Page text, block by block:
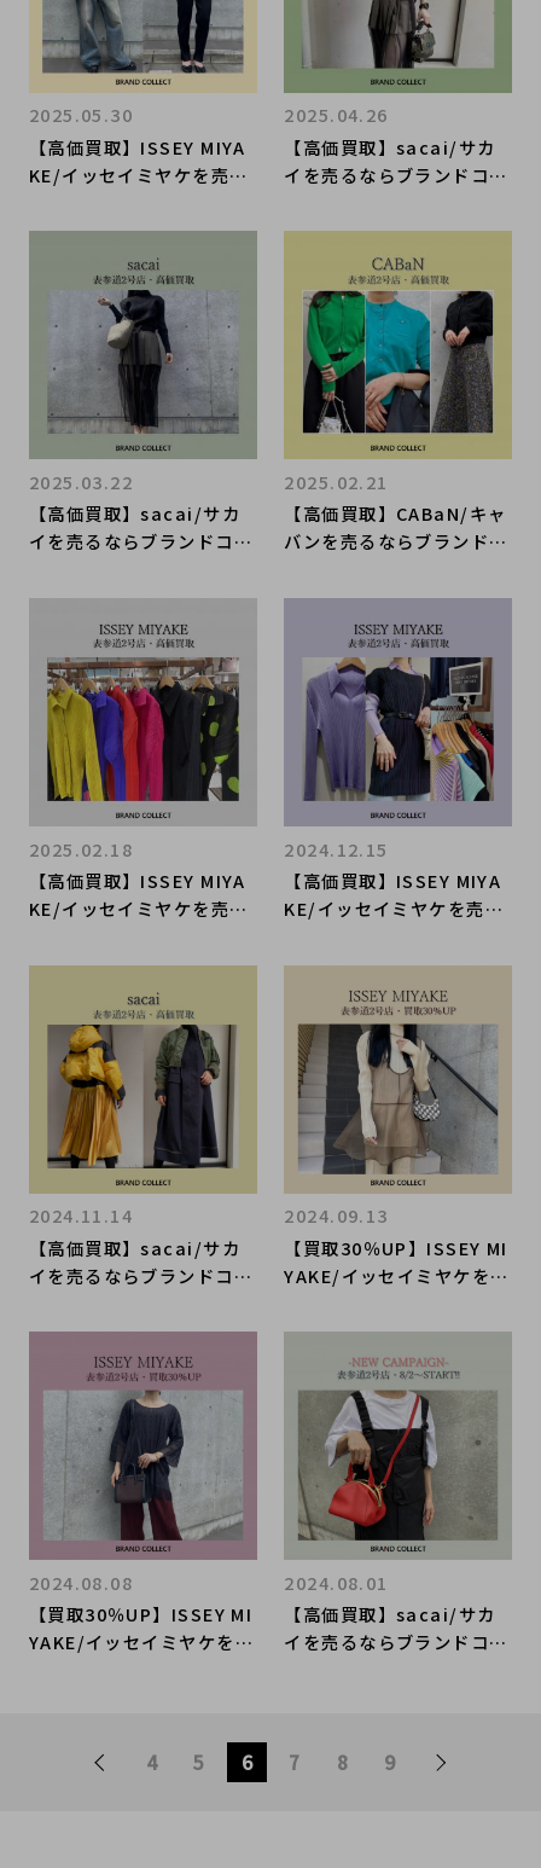
【高価買取】ISSEY MIYA
KE/イッセイミヤケを売る
道2号店へ！これからの季
節にぴったりのPLEATS P
LEASEは、今お売りいただ
くのがお得でございます！
2025.05.30
【高価買取】sacai/サカ
イを売るならブランドコレ
イらしさがたっぷり詰まっ
た新入荷アイテムのご紹
介！
2025.04.26
【高価買取】sacai/サカ
イを売るならブランドコレ
スティックブランドのお買
取りもお任せください！
2025.03.22
【高価買取】CABaN/キャ
バンを売るならブランドコ
ンプルで遊び心満載のCAB
aN春・夏アイテム買取強
2025.02.21
【高価買取】ISSEY MIYA
KE/イッセイミヤケを売る
道2号店へ！春夏アイテム
は今お売りいただくのがオ
ススメ！高価買取のポイン
トをお伝えいたします！
2025.02.18
【高価買取】ISSEY MIYA
KE/イッセイミヤケを売る
道2号店へ！コーディネー
トのアクセントに1着は持
っておきたいPLEATS PLE
ASE。買取強化中です！
2024.12.15
【高価買取】sacai/サカ
イを売るならブランドコレ
スティックブランドのお買
取りもお任せください！
2024.11.14
【買取30％UP】ISSEY MI
YAKE/イッセイミヤケを売
参道2号店へ！「PLEATS
PLEASE/プリーツプリー
ズ」秋冬アパレル買取強化
中です！
2024.09.13
【買取30％UP】ISSEY MI
YAKE/イッセイミヤケを売
「PLEATS PLEASE/プリ
ーツプリーズ」買取強化中
2024.08.08
【高価買取】sacai/サカ
イを売るならブランドコレ
です！
2024.08.01
4 5 6 7 8 9